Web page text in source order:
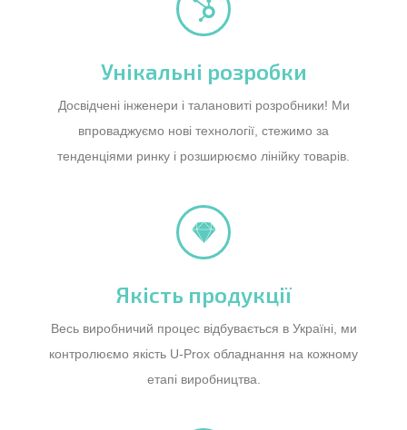
Унікальні розробки
Досвідчені інженери і талановиті розробники! Ми
впроваджуємо нові технології, стежимо за
тенденціями ринку і розширюємо лінійку товарів.
Якість продукції
Весь виробничий процес відбувається в Україні, ми
контролюємо якість U-Prox обладнання на кожному
етапі виробництва.